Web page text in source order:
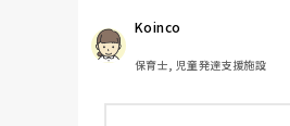
保育士不足の中、要支援児
ても手が足りないですよね。
メンタルやられないように
しょうね。
った感じで、それで少しず
す。
私たち従業員ができること
でアピールしています。
他の施設では、どのよう
Koinco
保育士, 児童発達支援施設